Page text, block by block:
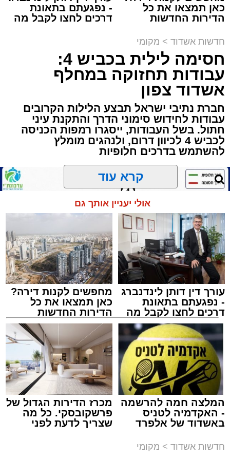
תגים:הגרי"ב שרייבר מעגלים
ארוע שטרם היה כמותו: בשבוע הבא ביום ג'
יתכנסו המוני בחורי הישיבות שטרם החלו את זמן
'אלול', והם יזכו לשמוע את גדולי הדור, מרן הגרי"ב
שרייבר שליט"א והגאון רבי ישאי טולידנו שליט"א,
שבשעה נדירה של קורת רוח ישתפו את שומעיהם
באשר ראו וקיבלו בבתי הוריהם, הגאון רבי פנחס
שרייבר זצ"ל והגאון רבי ניסים טולידנו זצ"ל, כאשר
מטרתם של הדברים שישמעו היא לעורר הלבבות
ולהחדיר אהבת אמת לתורה.
הארוע, במסגרת ארועי 'מעגלים', יתקיים בבית
הכנסת 'חניכי הישיבות' רובע ג', ביום שלישי הקרוב
לאחר הארוע יתקיים רב שיח וכן פלפול תלמודי
בריתחא דאורייתא בעומקא דשמעתתא.
מעוניינים להגיב? לדווח ? צרו איתנו קשר במייל -
ASHDODS@ISNET.CO.IL
כאן תמצאו את כל
הדירות החדשות
- נפגעתם בתאונת
דרכים לחצו לקבל מה
חדשות אשדוד > מקומי
חסימה לילית בכביש 4:
עבודות תחזוקה במחלף
אשדוד צפון
חברת נתיבי ישראל תבצע הלילות הקרובים
עבודות לחידוש סימוני הדרך והתקנת עיני
חתול. בשל העבודות, ייסגרו רמפות הכניסה
לכביש 4 לכיוון דרום, ולנהגים מומלץ
להשתמש בדרכים חלופיות
נתיבי ישראל
מערכת האתר / 18:19 06.08.26
תגים:אשדוד , נתיבי ישראל
קרא עוד
אולי יעניין אותך גם
עורך דין דותן לינדנברג
- נפגעתם בתאונת
דרכים לחצו לקבל מה
שמגיע לכם
מחפשים לקנות דירה?
כאן תמצאו את כל
הדירות החדשות
למכירה באשדוד >>>
המלצה חמה להרשמה
- האקדמיה לטניס
באשדוד של אלפרד
מכרז הדירות הגדול של
פרשקובסקי. כל מה
שצריך לדעת לפני
חדשות אשדוד > מקומי